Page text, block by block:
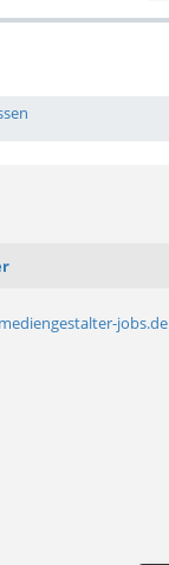
mediengestalter-jobs.de